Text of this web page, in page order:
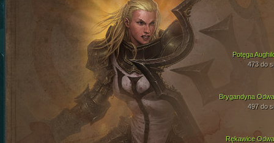
Brygandyna
497 do
Rękawice
Potęga
473 do